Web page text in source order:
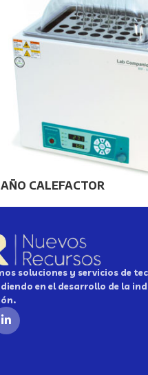
CALEFACTOR
soluciones y servicios de
en el desarrollo de la